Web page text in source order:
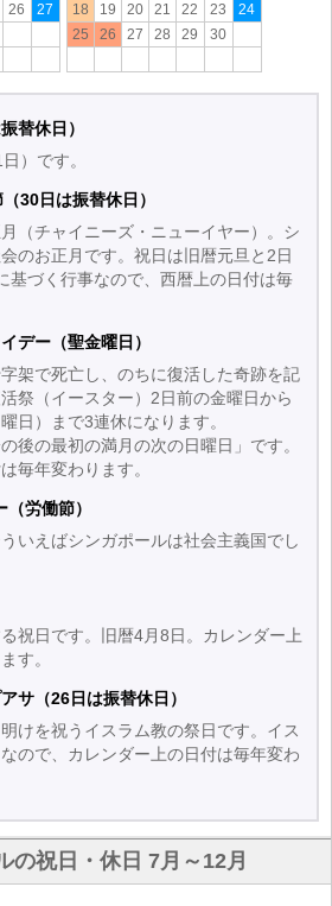
26
27
18
19 20 21 22 23
24
25
26 27 28 29 30
替休日）
）です。
30日は振替休日）
（チャイニーズ・ニューイヤー）。シ
のお正月です。祝日は旧暦元旦と2日
基づく行事なので、西暦上の日付は毎
デー（聖金曜日）
架で死亡し、のちに復活した奇跡を記
祭（イースター）2日前の金曜日から
日）まで3連休になります。
後の最初の満月の次の日曜日」です。
毎年変わります。
労働節）
いえばシンガポールは社会主義国でし
祝日です。旧暦4月8日。カレンダー上
す。
サ（26日は振替休日）
けを祝うイスラム教の祭日です。イス
ので、カレンダー上の日付は毎年変わ
の祝日・休日 7月～12月